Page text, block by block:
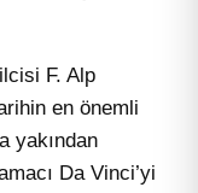
F. Alp
en önemli
yakından
Da Vinci’yi